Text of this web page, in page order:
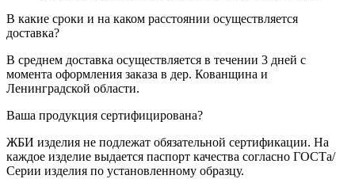
В какие сроки и на каком расстоянии осуществляется
доставка?
В среднем доставка осуществляется в течении 3 дней с
момента оформления заказа в дер. Кованщина и
Ленинградской области.
Ваша продукция сертифицирована?
ЖБИ изделия не подлежат обязательной сертификации. На
каждое изделие выдается паспорт качества согласно ГОСТа/
Серии изделия по установленному образцу.